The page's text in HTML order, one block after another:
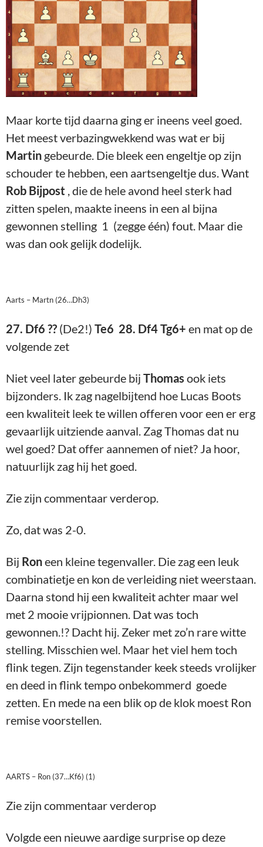
Maar korte tijd daarna ging er ineens veel goed.
Het meest verbazingwekkend was wat er bij
Martin gebeurde. Die bleek een engeltje op zijn
schouder te hebben, een aartsengeltje dus. Want
Rob Bijpost , die de hele avond heel sterk had
zitten spelen, maakte ineens in een al bijna
gewonnen stelling 1 (zegge één) fout. Maar die
was dan ook gelijk dodelijk.
Aarts – Martn (26…Dh3)
27. Df6 ?? (De2!) Te6 28. Df4 Tg6+ en mat op de
volgende zet
Niet veel later gebeurde bij Thomas ook iets
bijzonders. Ik zag nagelbijtend hoe Lucas Boots
een kwaliteit leek te willen offeren voor een er erg
gevaarlijk uitziende aanval. Zag Thomas dat nu
wel goed? Dat offer aannemen of niet? Ja hoor,
natuurlijk zag hij het goed.
Zie zijn commentaar verderop.
Zo, dat was 2-0.
Bij Roneen kleine tegenvaller. Die zag een leuk
combinatietje en kon de verleiding niet weerstaan.
Daarna stond hij een kwaliteit achter maar wel
met 2 mooie vrijpionnen. Dat was toch
gewonnen.!? Dacht hij. Zeker met zo’n rare witte
stelling. Misschien wel. Maar het viel hem toch
flink tegen. Zijn tegenstander keek steeds vrolijker
en deed in flink tempo onbekommerd goede
zetten. En mede na een blik op de klok moest Ron
remise voorstellen.
AARTS – Ron (37…Kf6) (1)
Zie zijn commentaar verderop
Volgde een nieuwe aardige surprise op deze